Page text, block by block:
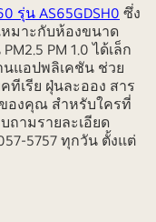
รุ่น AS65GDSH0 ซึ่ง
หมาะกับห้องขนาด
PM 1.0 ได้เล็ก
นแอปพลิเคชัน ช่วย
ทีเรีย ฝุ่นละออง สาร
องคุณ สำหรับใครที่
ามรายละเอียด
5757 ทุกวัน ตั้งแต่